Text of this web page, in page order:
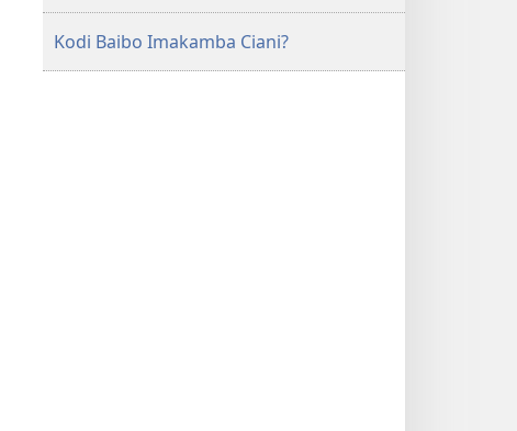
Kodi Baibo Imakamba Ciani?